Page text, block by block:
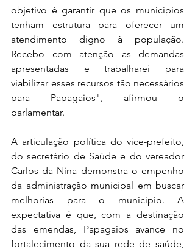
objetivo é garantir que os municípios
tenham estrutura para oferecer um
atendimento digno à população.
Recebo com atenção as demandas
apresentadas e trabalharei para
viabilizar esses recursos tão necessários
para Papagaios", afirmou o
parlamentar.
A articulação política do vice-prefeito,
do secretário de Saúde e do vereador
Carlos da Nina demonstra o empenho
da administração municipal em buscar
melhorias para o município. A
expectativa é que, com a destinação
das emendas, Papagaios avance no
fortalecimento da sua rede de saúde,